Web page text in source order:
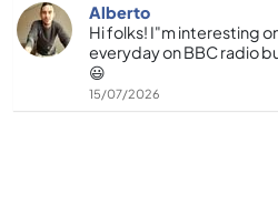
Alberto
Hi folks! I"m interesting
everyday on BBC radio
😃
15/07/2026